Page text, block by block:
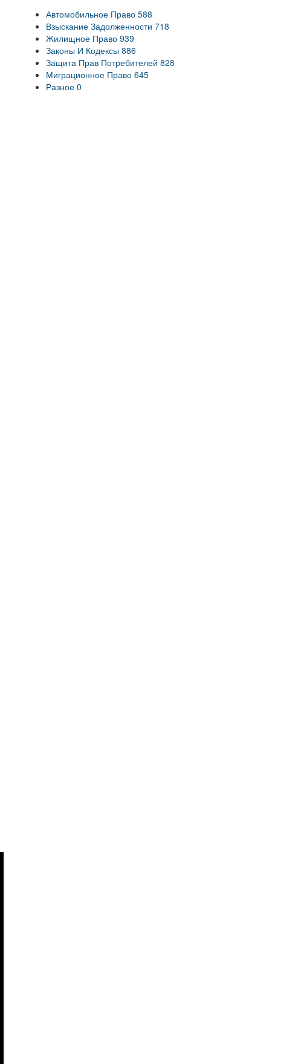
Автомобильное Право 588
Взыскание Задолженности 718
Жилищное Право 939
Законы И Кодексы 886
Защита Прав Потребителей 828
Миграционное Право 645
Разное 0